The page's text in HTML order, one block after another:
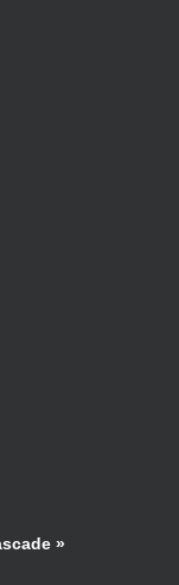
»